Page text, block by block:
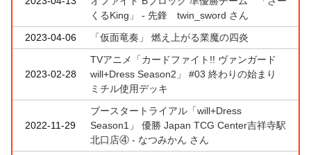
くるKing」 - 先鋒 twin_sword さん
2023-04-06
「仮面竜奏」 燃え上がる業魔の四炎
2023-02-28
TVアニメ「カードファイト!! ヴァンガード
will+Dress Season2」 #03 終わりの始まり
ミチル使用デッキ
2022-11-29
ブースタートライアル「will+Dress
Season1」 優勝 Japan TCG Center吉祥寺駅
北口店④ - なつみかん さん